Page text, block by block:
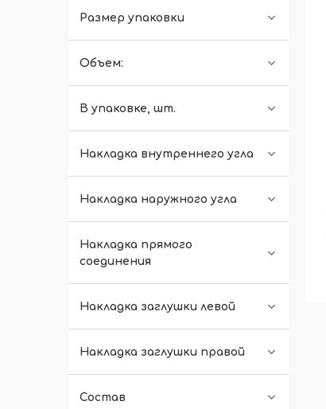
Размер упаковки
Объем:
В упаковке, шт.
Накладка внутреннего угла
Накладка наружного угла
Накладка прямого
соединения
Накладка заглушки левой
Накладка заглушки правой
Состав